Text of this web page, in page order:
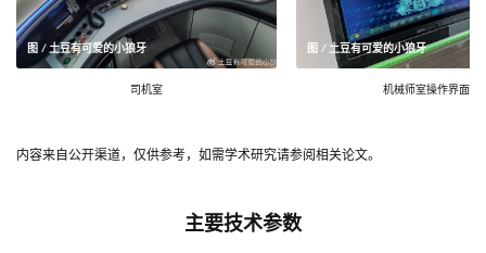
图 / 土豆有可爱的小狼牙
司机室
图 / 土豆有可爱的小狼牙
机械师室操作界面
内容来自公开渠道，仅供参考，如需学术研究请参阅相关论文。
主要技术参数